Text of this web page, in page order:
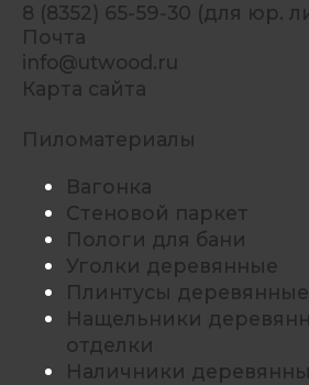
8 (8352) 65-59-30 (для юр.
Почта
info@utwood.ru
Карта сайта
Пиломатериалы
Вагонка
Стеновой паркет
Пологи для бани
Уголки деревянные
Плинтусы
Нащельники
отделки
Наличники